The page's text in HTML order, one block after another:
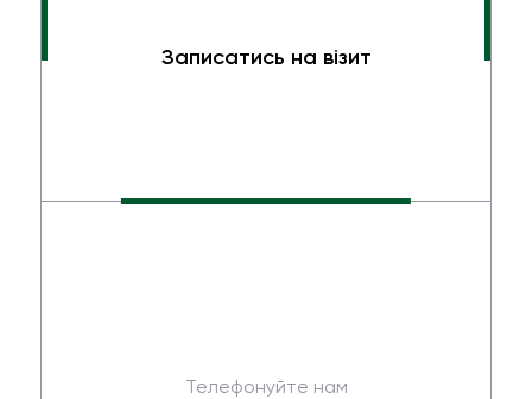
Записатись на візит
Телефонуйте нам